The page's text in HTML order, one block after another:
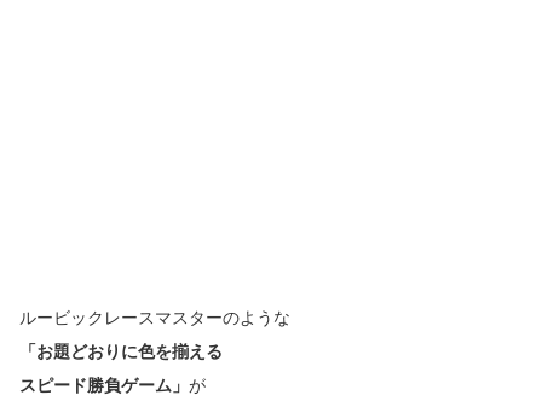
ルービックレースマスターのような
「お題どおりに色を揃える
スピード勝負ゲーム」 が